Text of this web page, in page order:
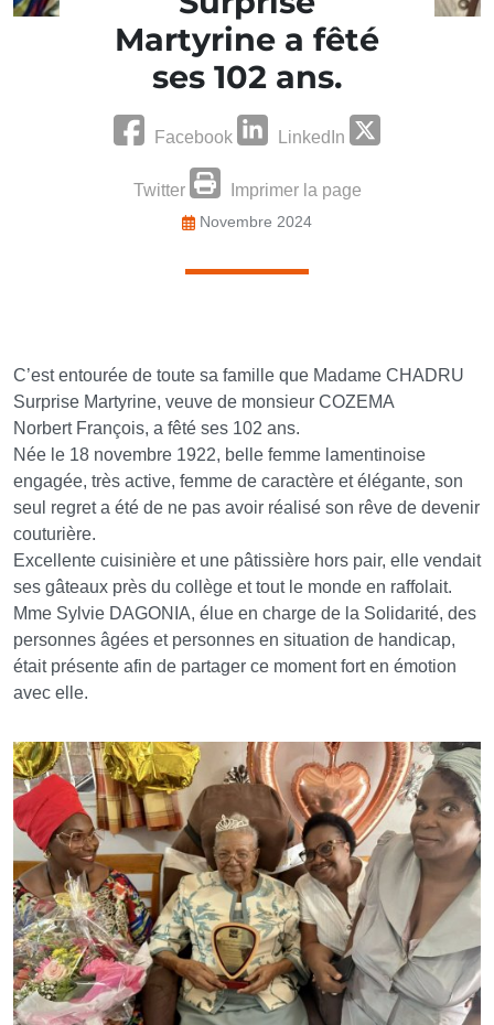
Martyrine a fêté
ses 102 ans.
Facebook LinkedIn
Twitter Imprimer la page
Novembre 2024
C’est entourée de toute sa famille que Madame CHADRU
Surprise Martyrine, veuve de monsieur COZEMA
Norbert François, a fêté ses 102 ans.
Née le 18 novembre 1922, belle femme lamentinoise
engagée, très active, femme de caractère et élégante, son
seul regret a été de ne pas avoir réalisé son rêve de devenir
couturière.
Excellente cuisinière et une pâtissière hors pair, elle vendait
ses gâteaux près du collège et tout le monde en raffolait.
Mme Sylvie DAGONIA, élue en charge de la Solidarité, des
personnes âgées et personnes en situation de handicap,
était présente afin de partager ce moment fort en émotion
avec elle.